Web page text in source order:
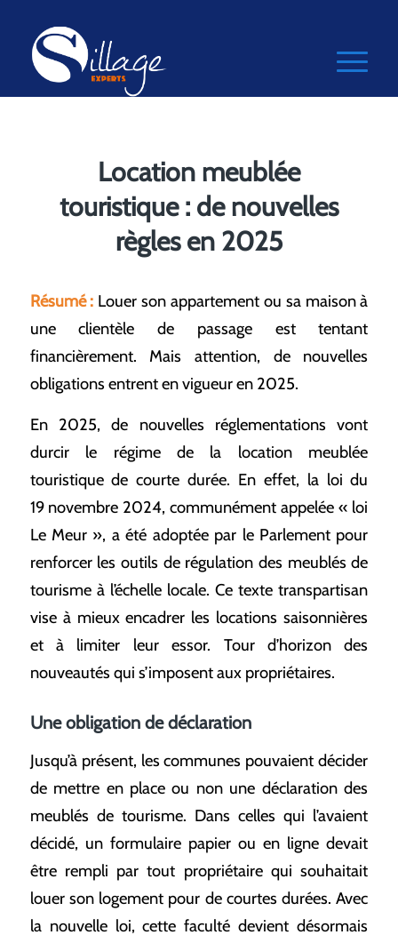
Location meublée
touristique : de nouvelles
règles en 2025
Résumé : Louer son appartement ou sa maison à
une clientèle de passage est tentant
financièrement. Mais attention, de nouvelles
obligations entrent en vigueur en 2025.
En 2025, de nouvelles réglementations vont
durcir le régime de la location meublée
touristique de courte durée. En effet, la loi du
19 novembre 2024, communément appelée « loi
Le Meur », a été adoptée par le Parlement pour
renforcer les outils de régulation des meublés de
tourisme à l’échelle locale. Ce texte transpartisan
vise à mieux encadrer les locations saisonnières
et à limiter leur essor. Tour d’horizon des
nouveautés qui s’imposent aux propriétaires.
Une obligation de déclaration
Jusqu’à présent, les communes pouvaient décider
de mettre en place ou non une déclaration des
meublés de tourisme. Dans celles qui l’avaient
décidé, un formulaire papier ou en ligne devait
être rempli par tout propriétaire qui souhaitait
louer son logement pour de courtes durées. Avec
la nouvelle loi, cette faculté devient désormais